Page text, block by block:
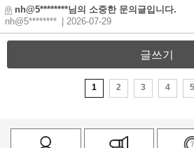
nh@5********님의 소중한 문의글입니다.
nh@5********
| 2026-07-29
글쓰기
1 2 3 4 5